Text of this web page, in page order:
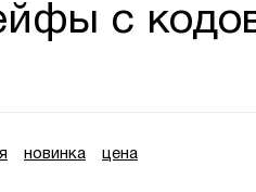
с
новинка цена